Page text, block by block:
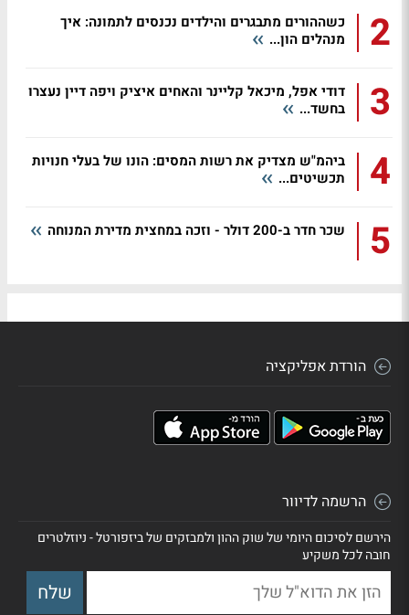
2
כשההורים מתבגרים והילדים נכנסים לתמונה: איך
מנהלים הון...
3
דודי אפל, מיכאל קליינר והאחים איציק ויפה דיין נעצרו
בחשד...
4
ביהמ"ש מצדיק את רשות המסים: הונו של בעלי חנויות
תכשיטים...
5 שכר חדר ב-200 דולר - וזכה במחצית מדירת המנוחה
הורדת אפליקציה
הרשמה לדיוור
הירשם לסיכום היומי של שוק ההון ולמבזקים של ביזפורטל - ניוזלטרים
חובה לכל משקיע